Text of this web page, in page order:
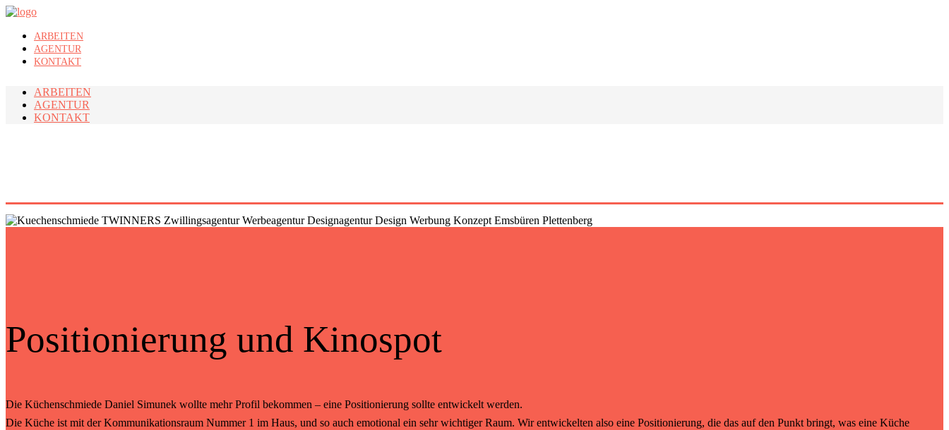
ARBEITEN
AGENTUR
KONTAKT
ARBEITEN
AGENTUR
KONTAKT
Positionierung und Kinospot
Die Küchenschmiede Daniel Simunek wollte mehr Profil bekommen – eine Positionierung sollte entwickelt werden.
Die Küche ist mit der Kommunikationsraum Nummer 1 im Haus, und so auch emotional ein sehr wichtiger Raum. Wir entwickelten also eine Positionierung, die das auf den Punkt bringt, was eine Küche